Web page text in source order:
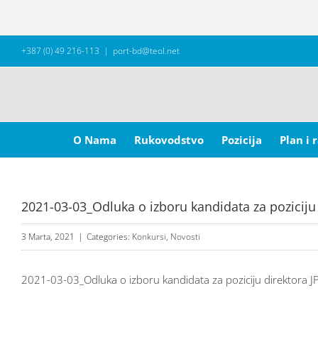
+387 (0) 49 216-113 | port-bd@teol.net
for:
O Nama
Rukovodstvo Pozicija Plan i
2021-03-03_Odluka o izboru kandidata za
3 Marta, 2021 | Categories: Konkursi, Novosti
2021-03-03_Odluka o izboru kandidata za poziciju direktora